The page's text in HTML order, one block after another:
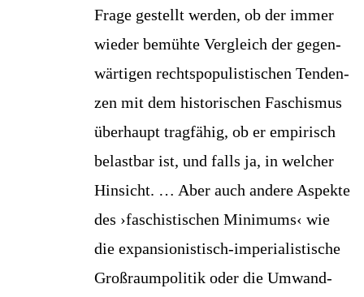
Fra­ge gestellt wer­den, ob der immer
wie­der bemüh­te Ver­gleich der gegen­
wär­ti­gen rechts­po­pu­lis­ti­schen Ten­den­
zen mit dem his­to­ri­schen Faschis­mus
über­haupt trag­fä­hig, ob er empi­risch
belast­bar ist, und falls ja, in wel­cher
Hin­sicht. … Aber auch ande­re Aspek­te
des ›faschis­ti­schen Mini­mums‹ wie
die expan­sio­nis­tisch-impe­ria­lis­ti­sche
Groß­raum­po­li­tik oder die Umwand­